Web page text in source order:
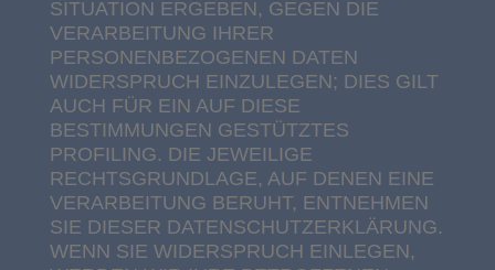
SITUATION ERGEBEN, GEGEN DIE
VERARBEITUNG IHRER
PERSONENBEZOGENEN DATEN
WIDERSPRUCH EINZULEGEN; DIES GILT
AUCH FÜR EIN AUF DIESE
BESTIMMUNGEN GESTÜTZTES
PROFILING. DIE JEWEILIGE
RECHTSGRUNDLAGE, AUF DENEN EINE
VERARBEITUNG BERUHT, ENTNEHMEN
SIE DIESER DATENSCHUTZERKLÄRUNG.
WENN SIE WIDERSPRUCH EINLEGEN,